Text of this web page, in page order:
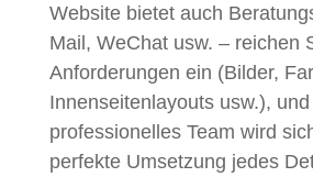
Website bietet auch
Mail, WeChat usw. – reichen
Anforderungen ein (Bilder,
Innenseitenlayouts usw.),
professionelles Team wird
perfekte Umsetzung jedes